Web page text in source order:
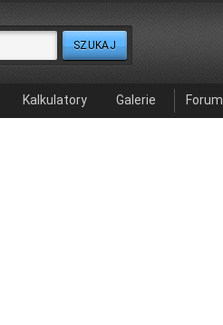
Kalkulatory Galerie Forum